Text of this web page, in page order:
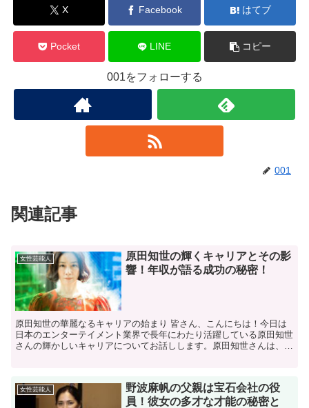
X Facebook はてブ
Pocket LINE コピー
001をフォローする
001
関連記事
女性芸能人
原田知世の輝くキャリアとその影
響！年収が語る成功の秘密！
原田知世の華麗なるキャリアの始まり 皆さん、こんにちは！今日は
日本のエンターテイメント業界で長年にわたり活躍している原田知世
さんの輝かしいキャリアについてお話しします。原田知世さんは、
女性芸能人
野波麻帆の父親は宝石会社の役
員！彼女の多才な才能の秘密と